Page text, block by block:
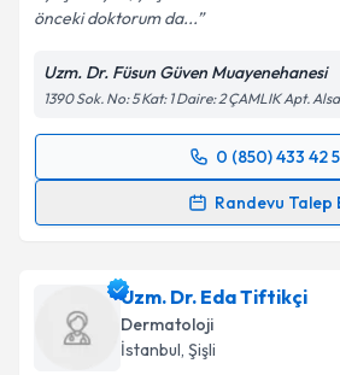
Kişisel verilerimin işlenmesine
Metni'ni okudum ve kişisel
kapsamda işlenmesini kabul
Takvim Talebini
önceki doktorum da...
Uzm. Dr. Füsun Güven Muayenehanesi
1390 Sok. No: 5 Kat: 1 Daire: 2 ÇAMLIK Apt.
0 (850) 433 42
Randevu Talep
Randevu Takvimi Talebi
takvim hazırlandığında e-posta
E-posta Adresiniz
Uzm. Dr. Eda Tiftikçi
Dermatoloji
İstanbul, Şişli